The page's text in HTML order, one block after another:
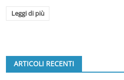
Leggi di più
ARTICOLI RECENTI